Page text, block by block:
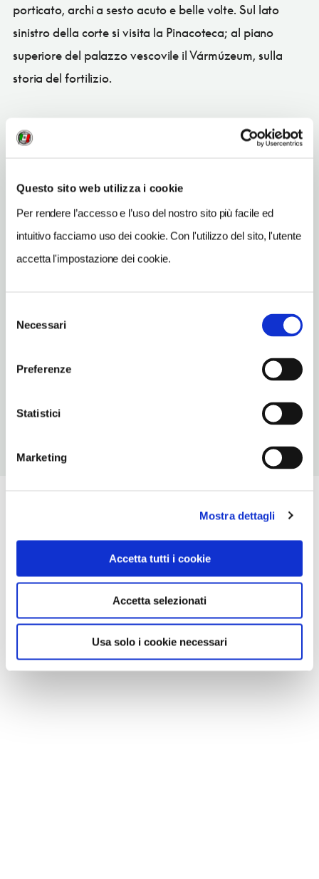
Questo sito web utilizza i cookie
Per rendere l’accesso e l’uso del nostro sito più facile ed
intuitivo facciamo uso dei cookie. Con l'utilizzo del sito, l'utente
accetta l'impostazione dei cookie.
delNecessari
Preferenze
Statistici
Marketing
Mostra dettagli
Accetta tutti i cookie
Accetta selezionati
Usa solo i cookie necessari
porticato, archi a sesto acuto e belle volte. Sul lato
sinistro della corte si visita la Pinacoteca; al piano
superiore del palazzo vescovile il Vármúzeum, sulla
storia del fortilizio.
CONDIVIDI
Vár 1
SITO WEB